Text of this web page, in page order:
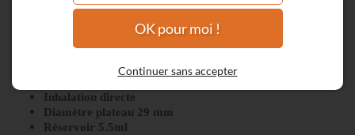
Zeus SE - Geekvape
Inhalation directe
Diamètre plateau 29 mm
Réservoir 5.5ml
OK pour moi !
Continuer sans accepter